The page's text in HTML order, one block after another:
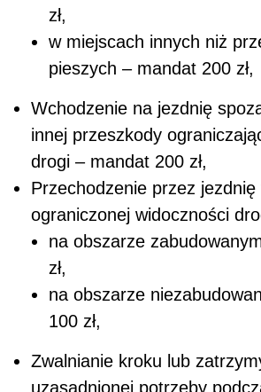
zł,
w miejscach innych niż
pieszych – mandat 200 zł,
Wchodzenie na jezdnię
innej przeszkody
drogi – mandat 200 zł,
Przechodzenie przez
ograniczonej widoczności
na obszarze
zł,
na obszarze
100 zł,
Zwalnianie kroku lub
uzasadnionej potrzeby